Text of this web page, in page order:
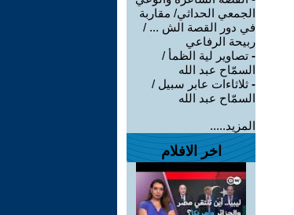
الجمعي الحداثي/ مقاربة
في دور القصة الش ... /
ربيحة الرفاعي
- تصاوير لية الظمأ /
السمّاح عبد الله
- ثلاثاءات عابر سبيل /
السمّاح عبد الله
المزيد.....
اخر الافلام